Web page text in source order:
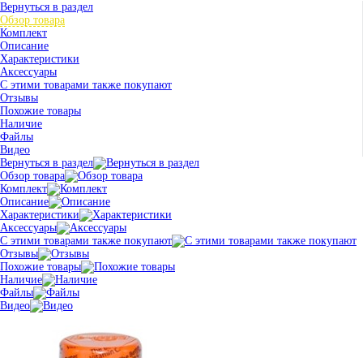
Вернуться в раздел
Обзор товара
Комплект
Описание
Характеристики
Аксессуары
С этими товарами также покупают
Отзывы
Похожие товары
Наличие
Файлы
Видео
Вернуться в раздел
Обзор товара
Комплект
Описание
Характеристики
Аксессуары
С этими товарами также покупают
Отзывы
Похожие товары
Наличие
Файлы
Видео